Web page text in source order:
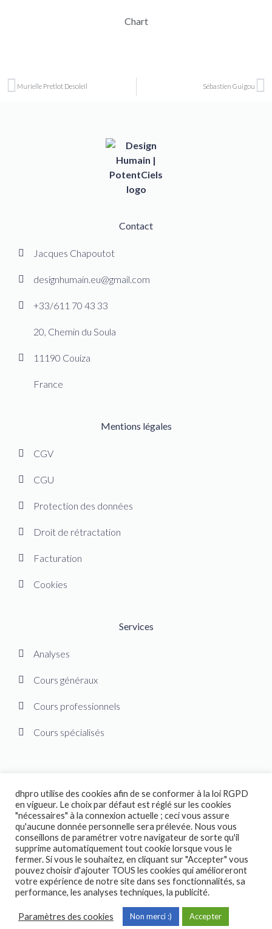
Chart
Murielle Pretlot Desoleil Sébastien Guigou
Contact
Jacques Chapoutot
designhumain.eu@gmail.com
+33/611 70 43 33
20, Chemin du Soula
11190 Couiza
France
Mentions légales
CGV
CGU
Protection des données
Droit de rétractation
Facturation
Cookies
Services
Analyses
Cours généraux
Cours professionnels
Cours spécialisés
© designhumain.eu 2007-2026. Tous droits réservés. Jovian Archive
Corporation détient les droits internationaux de « The Human Design
System », « The Global Incarnation Index », « Primary Health System » et
de la connaissance dérivée des enseignements de Ra Uru Hu. Copyright
2004-2026. Le « Rave BodyGraph TM » et le « Rave Mandala TM » sont
des marques déposées de Jovian Archive Corporation. Tous droits
réservés. |designhumain.eu Site Map– © Asnate Padega 2014-2026
Websites Design, Engineering & Maintenance. All rights reserved.
Please contact :asnate.padega@gmail.com.
dhpro utilise des cookies afin de se conformer à la loi RGPD
en vigueur. Le choix par défaut est réglé sur les cookies
"nécessaires" à la connexion actuelle ; ceci vous assure
qu'aucune donnée personnelle sera prélevée. Nous vous
conseillons de paramétrer votre navigateur de sorte qu'il
supprime automatiquement tout cookie lorsque vous le
fermer. Si vous le souhaitez, en cliquant sur "Accepter" vous
pouvez choisir d'ajouter TOUS les cookies qui amélioreront
votre expérience de notre site dans ses fonctionnalités, sa
performance, les analyses techniques, la publicité.
Paramètres des cookies Non merci :) Accepter